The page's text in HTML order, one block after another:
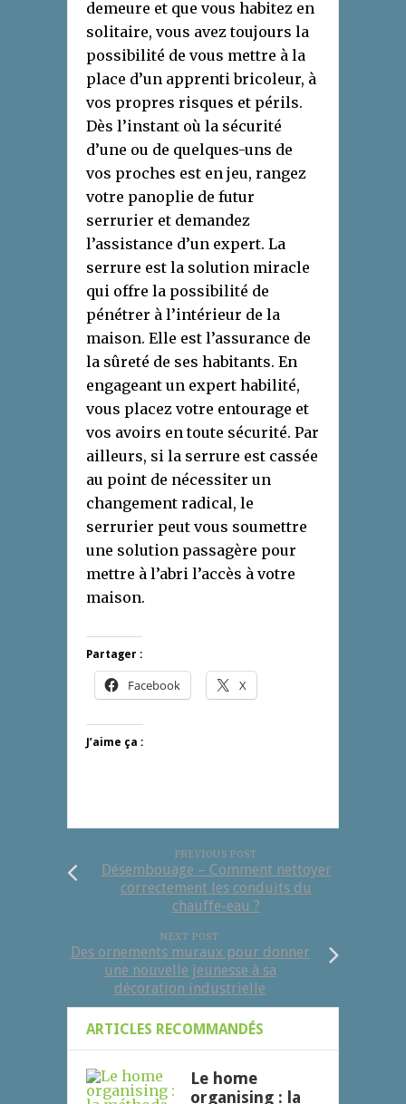
demeure et que vous habitez en
solitaire, vous avez toujours la
possibilité de vous mettre à la
place d’un apprenti bricoleur, à
vos propres risques et périls.
Dès l’instant où la sécurité
d’une ou de quelques-uns de
vos proches est en jeu, rangez
votre panoplie de futur
serrurier et demandez
l’assistance d’un expert. La
serrure est la solution miracle
qui offre la possibilité de
pénétrer à l’intérieur de la
maison. Elle est l’assurance de
la sûreté de ses habitants. En
engageant un expert habilité,
vous placez votre entourage et
vos avoirs en toute sécurité. Par
ailleurs, si la serrure est cassée
au point de nécessiter un
changement radical, le
serrurier peut vous soumettre
une solution passagère pour
mettre à l’abri l’accès à votre
maison.
Partager :
Facebook X
J’aime ça :
PREVIOUS POST
Désembouage – Comment nettoyer
correctement les conduits du
chauffe-eau ?
NEXT POST
Des ornements muraux pour donner
une nouvelle jeunesse à sa
décoration industrielle
ARTICLES RECOMMANDÉS
Le home
organising : la